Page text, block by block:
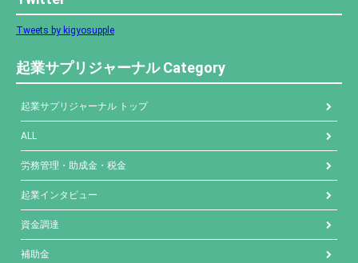
Tweets by kigyosupple
起業サプリジャーナル Category
起業サプリジャーナル トップ
ALL
労務管理・助成金・税金
起業インタビュー
資金調達
補助金